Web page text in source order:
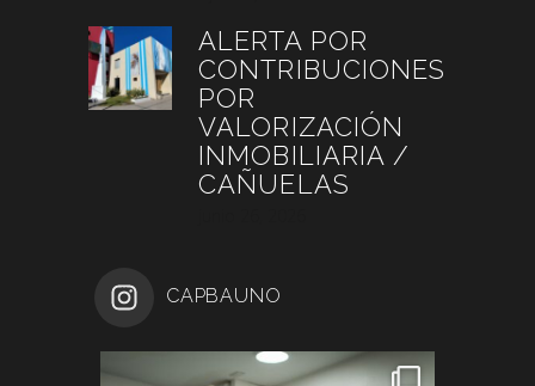
ALERTA POR
CONTRIBUCIONES
POR
VALORIZACIÓN
INMOBILIARIA /
CAÑUELAS
CAPBAUNO